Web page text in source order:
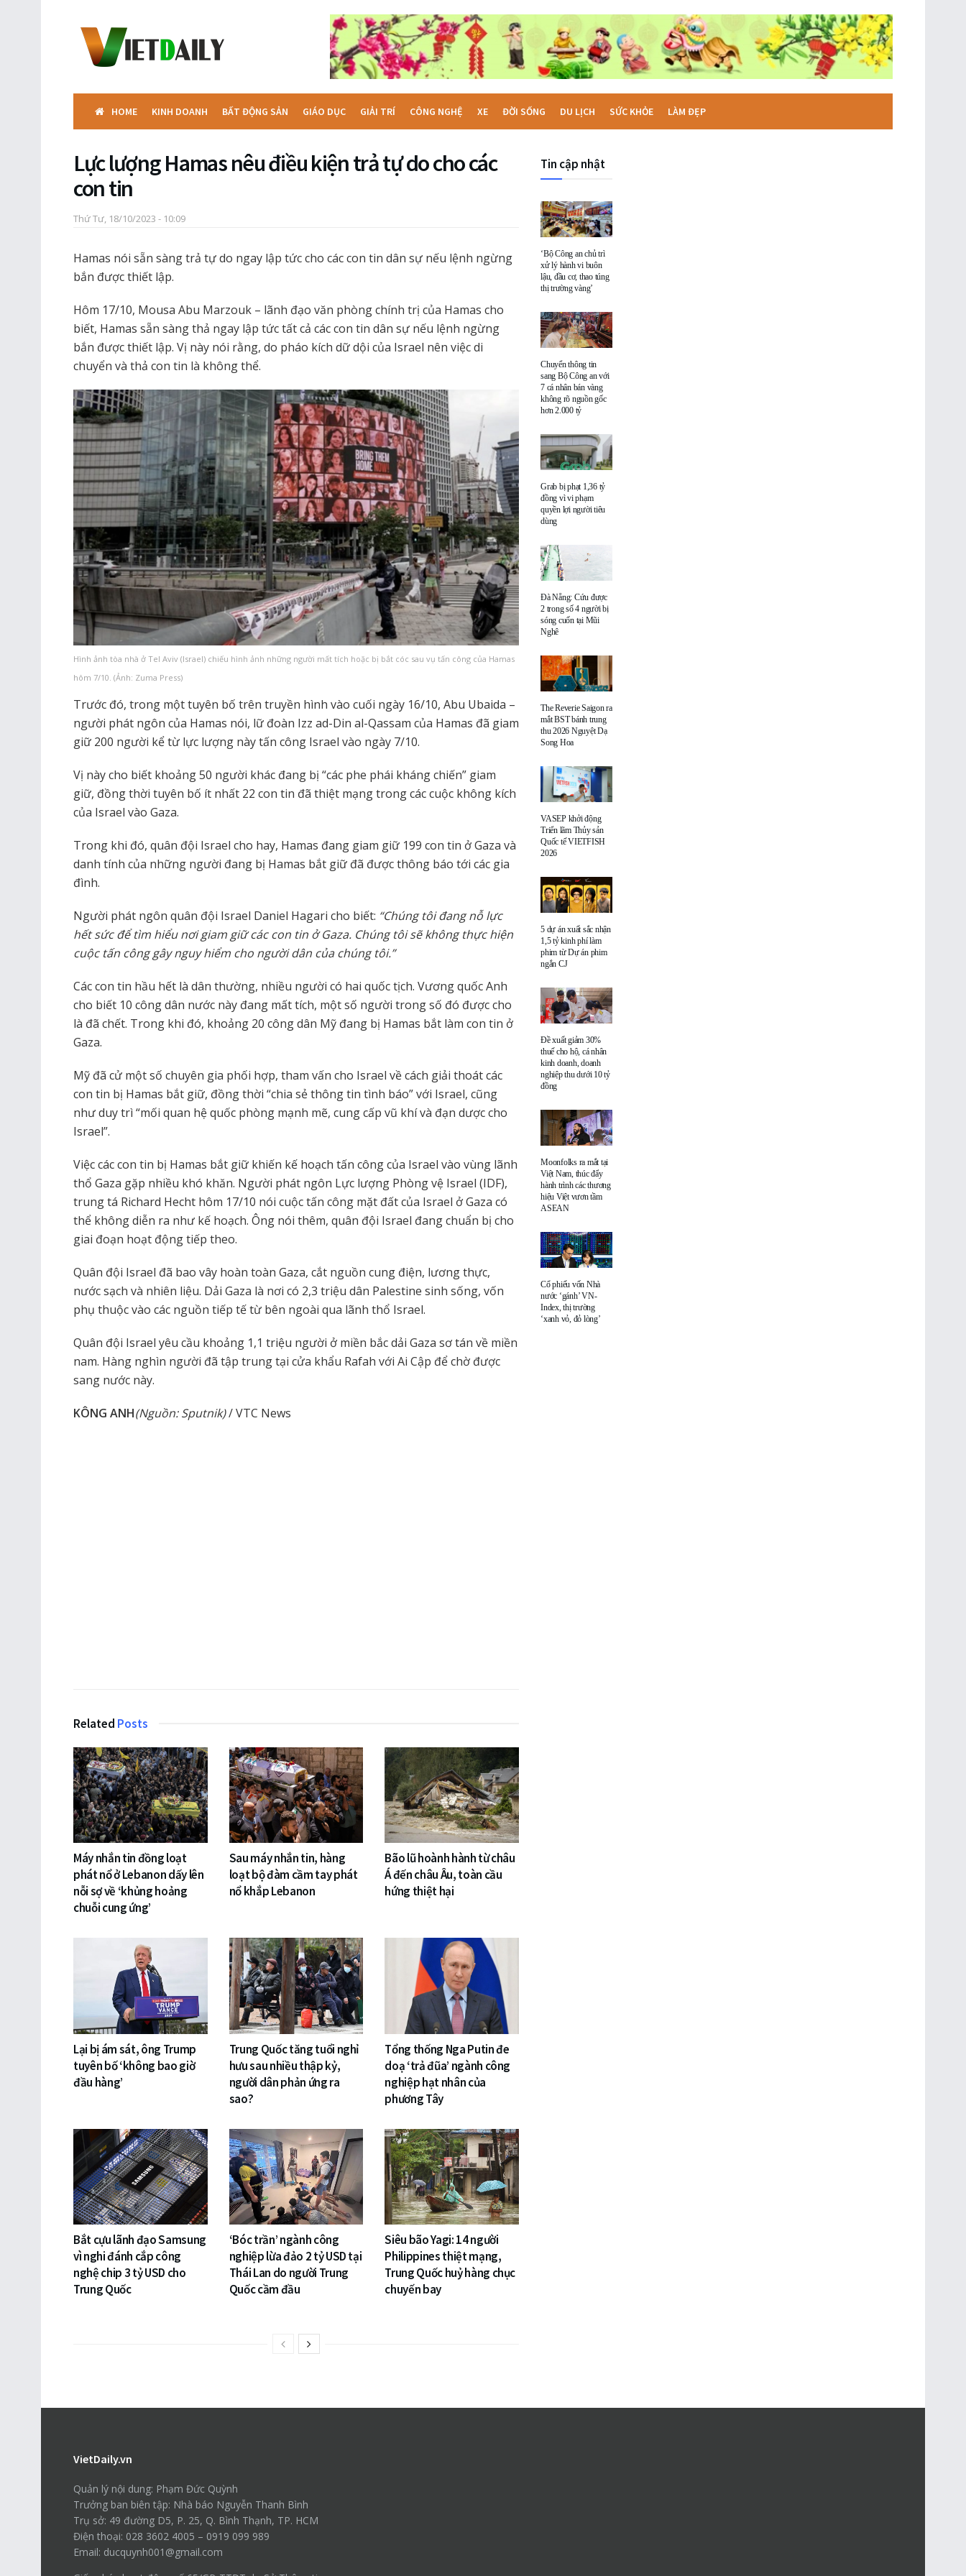
HOME KINH DOANH BẤT ĐỘNG SẢN GIÁO DỤC GIẢI TRÍ CÔNG NGHỆ XE ĐỜI SỐNG DU LỊCH SỨC KHỎE LÀM ĐẸP
Lực lượng Hamas nêu điều kiện trả tự do cho các
con tin
Thứ Tư, 18/10/2023 - 10:09
Hamas nói sẵn sàng trả tự do ngay lập tức cho các con tin dân sự nếu lệnh ngừng
bắn được thiết lập.
Hôm 17/10, Mousa Abu Marzouk – lãnh đạo văn phòng chính trị của Hamas cho
biết, Hamas sẵn sàng thả ngay lập tức tất cả các con tin dân sự nếu lệnh ngừng
bắn được thiết lập. Vị này nói rằng, do pháo kích dữ dội của Israel nên việc di
chuyển và thả con tin là không thể.
Hình ảnh tòa nhà ở Tel Aviv (Israel) chiếu hình ảnh những người mất tích hoặc bị bắt cóc sau vụ tấn công của Hamas
hôm 7/10. (Ảnh: Zuma Press)
Trước đó, trong một tuyên bố trên truyền hình vào cuối ngày 16/10, Abu Ubaida –
người phát ngôn của Hamas nói, lữ đoàn Izz ad-Din al-Qassam của Hamas đã giam
giữ 200 người kể từ lực lượng này tấn công Israel vào ngày 7/10.
Vị này cho biết khoảng 50 người khác đang bị “các phe phái kháng chiến” giam
giữ, đồng thời tuyên bố ít nhất 22 con tin đã thiệt mạng trong các cuộc không kích
của Israel vào Gaza.
Trong khi đó, quân đội Israel cho hay, Hamas đang giam giữ 199 con tin ở Gaza và
danh tính của những người đang bị Hamas bắt giữ đã được thông báo tới các gia
đình.
Người phát ngôn quân đội Israel Daniel Hagari cho biết: “Chúng tôi đang nỗ lực
hết sức để tìm hiểu nơi giam giữ các con tin ở Gaza. Chúng tôi sẽ không thực hiện
cuộc tấn công gây nguy hiểm cho người dân của chúng tôi.”
Các con tin hầu hết là dân thường, nhiều người có hai quốc tịch. Vương quốc Anh
cho biết 10 công dân nước này đang mất tích, một số người trong số đó được cho
là đã chết. Trong khi đó, khoảng 20 công dân Mỹ đang bị Hamas bắt làm con tin ở
Gaza.
Mỹ đã cử một số chuyên gia phối hợp, tham vấn cho Israel về cách giải thoát các
con tin bị Hamas bắt giữ, đồng thời “chia sẻ thông tin tình báo” với Israel, cũng
như duy trì “mối quan hệ quốc phòng mạnh mẽ, cung cấp vũ khí và đạn dược cho
Israel”.
Việc các con tin bị Hamas bắt giữ khiến kế hoạch tấn công của Israel vào vùng lãnh
thổ Gaza gặp nhiều khó khăn. Người phát ngôn Lực lượng Phòng vệ Israel (IDF),
trung tá Richard Hecht hôm 17/10 nói cuộc tấn công mặt đất của Israel ở Gaza có
thể không diễn ra như kế hoạch. Ông nói thêm, quân đội Israel đang chuẩn bị cho
giai đoạn hoạt động tiếp theo.
Quân đội Israel đã bao vây hoàn toàn Gaza, cắt nguồn cung điện, lương thực,
nước sạch và nhiên liệu. Dải Gaza là nơi có 2,3 triệu dân Palestine sinh sống, vốn
phụ thuộc vào các nguồn tiếp tế từ bên ngoài qua lãnh thổ Israel.
Quân đội Israel yêu cầu khoảng 1,1 triệu người ở miền bắc dải Gaza sơ tán về miền
nam. Hàng nghìn người đã tập trung tại cửa khẩu Rafah với Ai Cập để chờ được
sang nước này.
KÔNG ANH(Nguồn: Sputnik)/ VTC News
Related Posts
Máy nhắn tin đồng loạt
phát nổ ở Lebanon dấy lên
nỗi sợ về ‘khủng hoảng
chuỗi cung ứng’
Sau máy nhắn tin, hàng
loạt bộ đàm cầm tay phát
nổ khắp Lebanon
Bão lũ hoành hành từ châu
Á đến châu Âu, toàn cầu
hứng thiệt hại
Lại bị ám sát, ông Trump
tuyên bố ‘không bao giờ
đầu hàng’
Trung Quốc tăng tuổi nghỉ
hưu sau nhiều thập kỷ,
người dân phản ứng ra
sao?
Tổng thống Nga Putin đe
doạ ‘trả đũa’ ngành công
nghiệp hạt nhân của
phương Tây
Bắt cựu lãnh đạo Samsung
vì nghi đánh cắp công
nghệ chip 3 tỷ USD cho
Trung Quốc
‘Bóc trần’ ngành công
nghiệp lừa đảo 2 tỷ USD tại
Thái Lan do người Trung
Quốc cầm đầu
Siêu bão Yagi: 14 người
Philippines thiệt mạng,
Trung Quốc huỷ hàng chục
chuyến bay
Tin cập nhật
‘Bộ Công an chủ trì
xử lý hành vi buôn
lậu, đầu cơ, thao túng
thị trường vàng’
Chuyển thông tin
sang Bộ Công an với
7 cá nhân bán vàng
không rõ nguồn gốc
hơn 2.000 tỷ
Grab bị phạt 1,36 tỷ
đồng vì vi phạm
quyền lợi người tiêu
dùng
Đà Nẵng: Cứu được
2 trong số 4 người bị
sóng cuốn tại Mũi
Nghê
The Reverie Saigon ra
mắt BST bánh trung
thu 2026 Nguyệt Dạ
Song Hoa
VASEP khởi động
Triển lãm Thủy sản
Quốc tế VIETFISH
2026
5 dự án xuất sắc nhận
1,5 tỷ kinh phí làm
phim từ Dự án phim
ngắn CJ
Đề xuất giảm 30%
thuế cho hộ, cá nhân
kinh doanh, doanh
nghiệp thu dưới 10 tỷ
đồng
Moonfolks ra mắt tại
Việt Nam, thúc đẩy
hành trình các thương
hiệu Việt vươn tầm
ASEAN
Cổ phiếu vốn Nhà
nước ‘gánh’ VN-
Index, thị trường
‘xanh vỏ, đỏ lòng’
VietDaily.vn
Quản lý nội dung: Phạm Đức Quỳnh
Trưởng ban biên tập: Nhà báo Nguyễn Thanh Bình
Trụ sở: 49 đường D5, P. 25, Q. Bình Thạnh, TP. HCM
Điện thoại: 028 3602 4005 – 0919 099 989
Email: ducquynh001@gmail.com